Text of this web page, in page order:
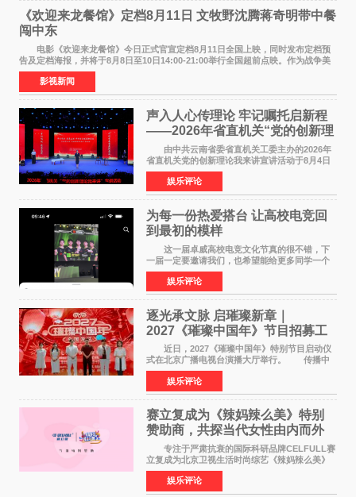
《欢迎来龙餐馆》定档8月11日 文牧野沈腾蒋奇明带中餐
闯中东
电影《欢迎来龙餐馆》今日正式官宣定档8月11日全国上映，同时发布定档预
告及定档海报，并将于8月8日至10日14:00-21:00举行全国超前点映。作为战争美
食大片，影片讲述的是中国厨师徐福（沈腾
影视新闻
声入人心传理论 牢记嘱托启新程
——2026年省直机关“党的创新理
论我来讲”宣讲活动圆满落幕
由中共云南省委省直机关工委主办的2026年
省直机关党的创新理论我来讲宣讲活动于8月4日
至5日在昆明举办。活动以 "牢记嘱托 感恩奋进
开创云南发展新局面 "为主题，坚持以新时代中国
特色社会主义
娱乐评论
为每一份热爱搭台 让高校电竞回
到最初的模样
这一届卓威高校电竞文化节真的很不错，下
一届一定要邀请我们，也希望能给更多同学一个
来到现场的机会。 2026卓威高校电竞文化节
已经落下帷幕，在活动结束后，仍有不少高校电
竞社负责人和现
娱乐评论
逐光承文脉 启璀璨新章｜
2027《璀璨中国年》节目招募工
作圆满启动
近日，2027《璀璨中国年》特别节目启动仪
式在北京广播电视台演播大厅举行。 传播中
华优秀传统文化，弘扬纯正国风艺术，打造高规
格、高质感、正能量的文艺盛典，是璀璨中国年
矢志不渝的初心
娱乐评论
赛立复成为《辣妈辣么美》特别
赞助商，共探当代女性由内而外
活力美
专注于严肃抗衰的国际科研品牌CELFULL赛
立复成为北京卫视生活时尚综艺《辣妈辣么美》
的特别赞助商,明星辣妈袁咏仪倾情参与，向广大
都市女性传递健康生活新主张，寄语当代女性在
家庭与自我之间
娱乐评论